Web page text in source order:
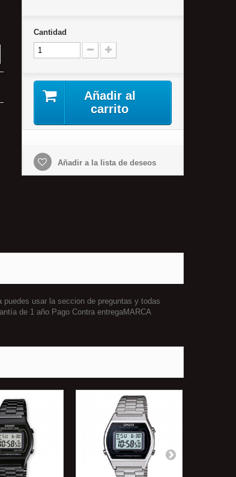
Cantidad
Añadir al
carrito
Añadir a la lista de deseos
usar la seccion de preguntas y todas
de 1 año Pago Contra entregaMARCA